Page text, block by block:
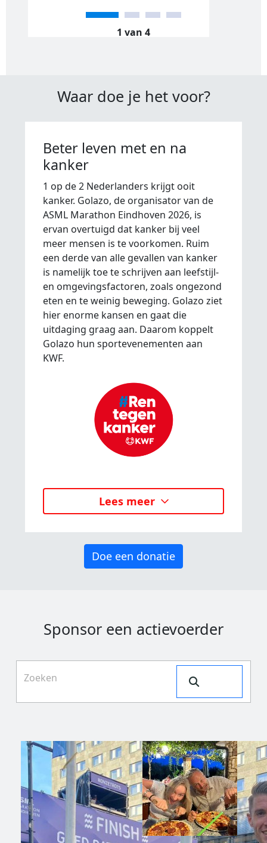
1 van 4
Waar doe je het voor?
Beter leven met en na
kanker
1 op de 2 Nederlanders krijgt ooit
kanker. Golazo, de organisator van de
ASML Marathon Eindhoven 2026, is
ervan overtuigd dat kanker bij veel
meer mensen is te voorkomen. Ruim
een derde van alle gevallen van kanker
is namelijk toe te schrijven aan leefstijl-
en omgevingsfactoren, zoals ongezond
eten en te weinig beweging. Golazo ziet
hier enorme kansen en gaat die
uitdaging graag aan. Daarom koppelt
Golazo hun sportevenementen aan
KWF.
Lees meer
Doe een donatie
Sponsor een actievoerder